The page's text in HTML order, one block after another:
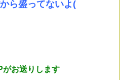
から盛ってないよ(
がお送りします